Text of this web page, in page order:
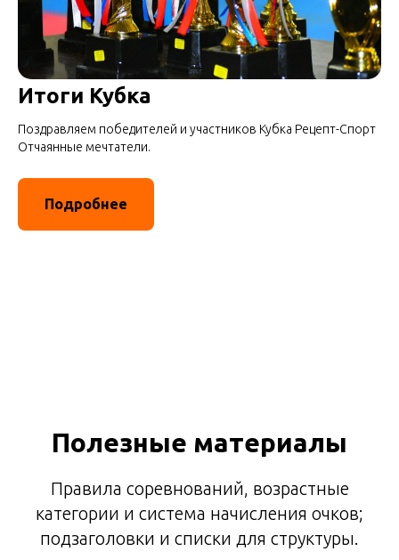
Итоги Кубка
Поздравляем победителей и участников Кубка Рецепт-Спорт
Отчаянные мечтатели.
Подробнее
Полезные материалы
Правила соревнований, возрастные
категории и система начисления очков;
подзаголовки и списки для структуры.